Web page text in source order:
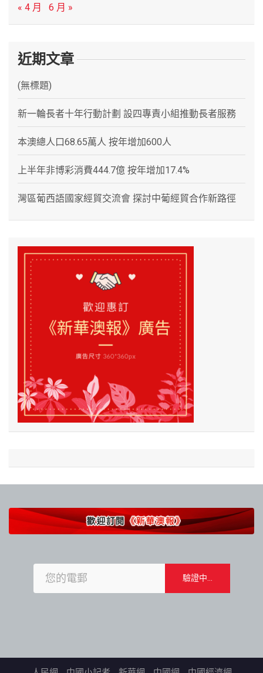
« 4 月
6 月 »
近期文章
(無標題)
新一輪長者十年行動計劃 設四專責小組推動長者服務
本澳總人口68.65萬人 按年增加600人
上半年非博彩消費444.7億 按年增加17.4%
灣區葡西語國家經貿交流會 探討中葡經貿合作新路徑